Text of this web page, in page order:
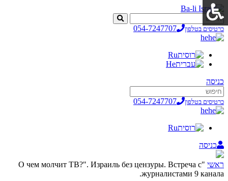
כרטיסים בטלפון
054-7247707
he
Ru
He
כניסה
כרטיסים בטלפון
054-7247707
he
Ru
כניסה
ראשי
"О чем молчит ТВ?". Израиль без цензуры. Встреча с
журналистами 9 канала.